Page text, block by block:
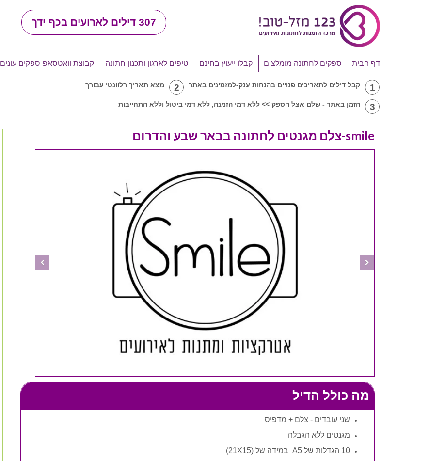
307 דילים לארועים בכף ידך
דף הבית ספקים לחתונה מומלצים קבלו ייעוץ בחינם טיפים לארגון ותכנון חתונה קבוצת וואטסאפ-ספקים עונים LIVE
1 קבל דילים לתאריכים פנויים בהנחות ענק-למזמינים באתר 2 מצא תאריך רלוונטי עבורך
3 הזמן באתר - שלם אצל הספק >> ללא דמי הזמנה, ללא דמי ביטול וללא התחייבות
smile-צלם מגנטים לחתונה בבאר שבע והדרום
מה כולל הדיל
שני עובדים - צלם + מדפיס
מגנטים ללא הגבלה
10 הגדלות של A5 במידה של (21X15)